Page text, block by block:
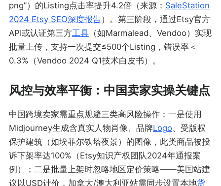
png”）的Listing点击率提升4.2倍（来源： SaleStation
2024 Etsy SEO深度报告）。第三阶段，通过Etsy官方
API或认证第三方工具（如Marmalead、Vendoo）实现
批量上传，支持一次提交≤500个Listing，错误率＜
0.3%（Vendoo 2024 Q1技术白皮书）。
风控与效率平衡：中国卖家实操关键点
中国跨境卖家需重点规避三类高风险操作：一是使用
Midjourney生成含真实人物肖像、品牌Logo、受版权
保护建筑（如埃菲尔铁塔夜景）的图像，此类商品被投
诉下架率达100%（Etsy知识产权团队2024年通报案
例）；二是批量上架时忽略地区定价策略——美国站建
议以USD计价，加拿大/澳大利亚站需同步设置本地货